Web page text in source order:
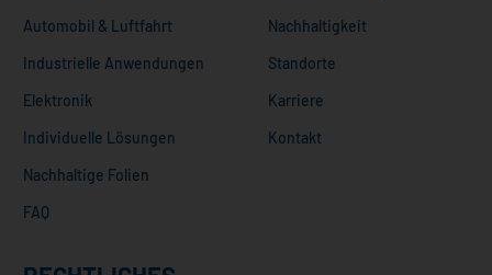
Automobil & Luftfahrt
Industrielle Anwendungen
Elektronik
Individuelle Lösungen
Nachhaltige Folien
FAQ
Nachhaltigkeit
Standorte
Karriere
Kontakt